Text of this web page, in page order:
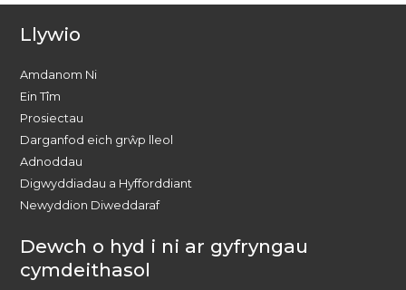
Llywio
Amdanom Ni
Ein Tîm
Prosiectau
Darganfod eich grŵp lleol
Adnoddau
Digwyddiadau a Hyfforddiant
Newyddion Diweddaraf
Dewch o hyd i ni ar gyfryngau
cymdeithasol